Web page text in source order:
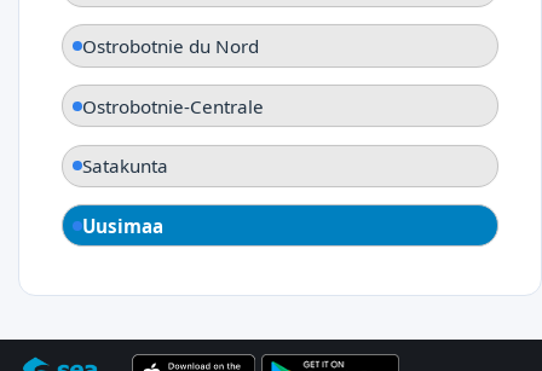
Ostrobotnie du Nord
Ostrobotnie-Centrale
Satakunta
Uusimaa